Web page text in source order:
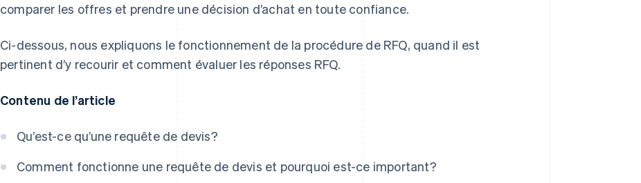
comparer les offres et prendre une décision d’achat en toute confiance.
Ci-dessous, nous expliquons le fonctionnement de la procédure de RFQ, quand il est
pertinent d’y recourir et comment évaluer les réponses RFQ.
Contenu de l’article
Qu’est-ce qu’une requête de devis?
Comment fonctionne une requête de devis et pourquoi est-ce important?